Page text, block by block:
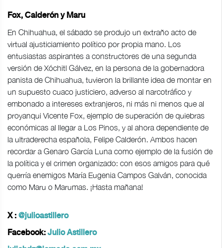
Fox, Calderón y Maru
En Chihuahua, el sábado se produjo un extraño acto de
virtual ajusticiamiento político por propia mano. Los
entusiastas aspirantes a constructores de una segunda
versión de Xóchitl Gálvez, en la persona de la gobernadora
panista de Chihuahua, tuvieron la brillante idea de montar en
un supuesto cuaco justiciero, adverso al narcotráfico y
embonado a intereses extranjeros, ni más ni menos que al
proyanqui Vicente Fox, ejemplo de superación de quiebras
económicas al llegar a Los Pinos, y al ahora dependiente de
la ultraderecha española, Felipe Calderón. Ambos hacen
recordar a Genaro García Luna como ejemplo de la fusión de
la política y el crimen organizado: con esos amigos para qué
querría enemigos María Eugenia Campos Galván, conocida
como Maru o Marumas. ¡Hasta mañana!
X : @julioastillero
Facebook: Julio Astillero